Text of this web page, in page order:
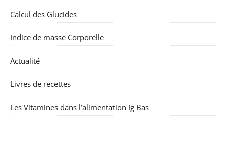
Calcul des Glucides
Indice de masse Corporelle
Actualité
Livres de recettes
Les Vitamines dans l’alimentation Ig Bas